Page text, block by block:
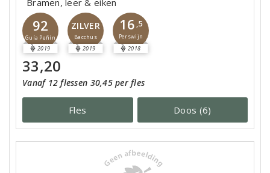
Bramen, leer & eiken
92
Guía Peñín
2019
ZILVER
Bacchus
2019
16 ,5
Perswijn
2018
33,20
Vanaf 12 flessen 30,45 per fles
Fles Doos (6)